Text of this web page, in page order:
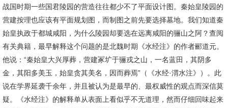
战国时期一些国君陵园的营造往往都少不了平面设计图。秦始皇陵园的
营建按理也应该有平面规划图，而制图之前先要选择墓地。我们知道秦
始皇执政于都城咸阳，为什么陵园却要选在远离咸阳的骊山之阿？查阅
有关典籍，最早解释这个问题的是北魏时期《水经注》的作者郦道元。
他说：“秦始皇大兴厚葬，营建冢圹于骊戎之山，一名蓝田，其阴多
金，其阳多美玉，始皇贪其美名，因而葬焉”（《水经·渭水注》）。此
说在学界延袭千余年，并且被认为是最早的、最权威性的观点而深信莫
疑。《水经注》的解释单从表面上看似乎不无道理，然而仔细回味起来